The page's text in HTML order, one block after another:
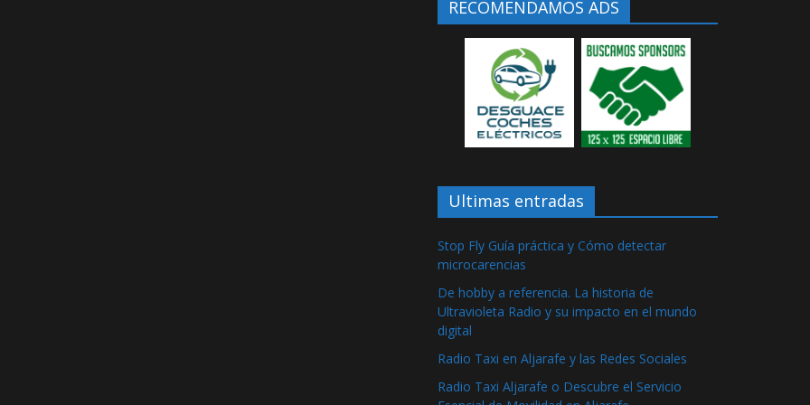
RECOMENDAMOS ADS
Ultimas entradas
Stop Fly Guía práctica y Cómo detectar
microcarencias
De hobby a referencia. La historia de
Ultravioleta Radio y su impacto en el mundo
digital
Radio Taxi en Aljarafe y las Redes Sociales
Radio Taxi Aljarafe o Descubre el Servicio